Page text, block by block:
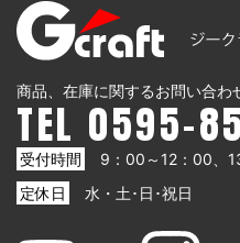
商品、在庫に関するお問い合わ
TEL 0595-
受付時間
9：00～12：00、
定休日
水・土･日･祝日